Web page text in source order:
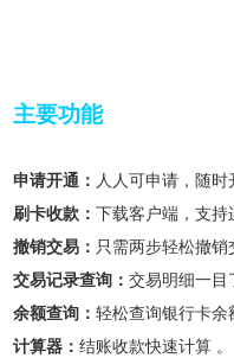
主要功能
申请开通： 人人可申请，随时
刷卡收款：下载客户端，支持
撤销交易： 只需两步轻松撤销
交易记录查询：交易明细一目
余额查询：轻松查询银行卡余
计算器：结账收款快速计算 。